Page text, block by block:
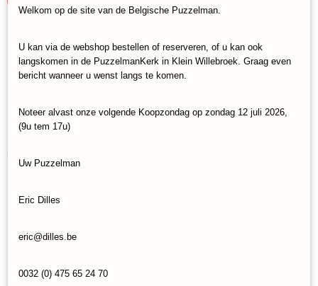
Productcode
4Build-20146624
681147013254
Reacties
Save
Ook interessant
Welkom op de site van de Belgische Puzzelman.
U kan via de webshop bestellen of reserveren, of u kan ook
langskomen in de PuzzelmanKerk in Klein Willebroek. Graag even
bericht wanneer u wenst langs te komen.
Noteer alvast onze volgende Koopzondag op zondag 12 juli 2026,
(9u tem 17u)
Uw Puzzelman
Eric Dilles
eric@dilles.be
0032 (0) 475 65 24 70